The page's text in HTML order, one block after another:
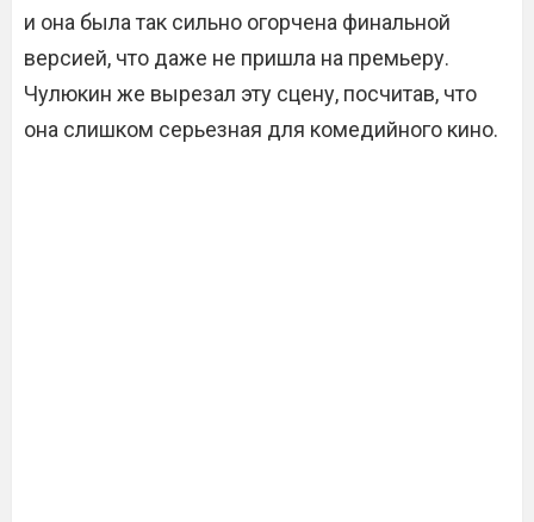
и она была так сильно огорчена финальной
версией, что даже не пришла на премьеру.
Чулюкин же вырезал эту сцену, посчитав, что
она слишком серьезная для комедийного кино.